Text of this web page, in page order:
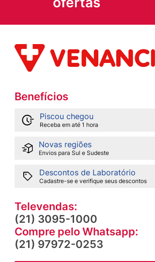
Benefícios
Piscou chegou
Receba em até 1 hora
Novas regiões
Envios para Sul e Sudeste
Descontos de Laboratório
Cadastre-se e verifique seus descontos
Televendas:
(21) 3095-1000
Compre pelo Whatsapp:
(21) 97972-0253